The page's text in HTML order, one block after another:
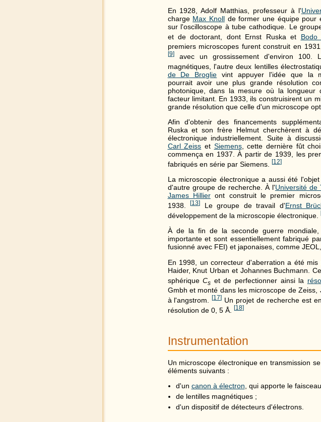
En 1928, Adolf Matthias, professeur à l'
charge Max Knollde former une équipe pour
sur l'oscilloscope à tube cathodique. Le
et de doctorant, dont Ernst Ruska et Bodo
premiers microscopes furent construit en
[9]avec un grossissement d'environ 100.
magnétiques, l'autre deux lentilles
de De Broglie vint appuyer l'idée que la
pourrait avoir une plus grande résolution
photonique, dans la mesure où la longueur
facteur limitant. En 1933, ils construisirent un
grande résolution que celle d'un microscope
Afin d'obtenir des financements
Ruska et son frère Helmut cherchèrent à
électronique industriellement. Suite à
Carl Zeiss et Siemens, cette dernière fût
commença en 1937. À partir de 1939, les
fabriqués en série par Siemens.
[12]
La microscopie électronique a aussi été
d'autre groupe de recherche. À l'Université de
James Hillieront construit le premier
1938.[13] Le groupe de travail d'Ernst
développement de la microscopie électronique.
À de la fin de la seconde guerre mondiale,
importante et sont essentiellement fabriqué
fusionné avec FEI) et japonaises, comme JEOL,
En 1998, un correcteur d'aberration a été
Haider, Knut Urban et Johannes Buchmann.
sphériqueCs et de perfectionner ainsi la
Gmbh et monté dans les microscope de
à l'angstrom.[17] Un projet de recherche est
résolution de 0, 5 Å.
[18]
Instrumentation
Un microscope électronique en transmission
éléments suivants :
d'un canon à électron, qui apporte le
de lentilles magnétiques ;
d'un dispositif de détecteurs d'électrons.